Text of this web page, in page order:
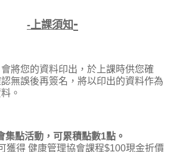
- 上課須知 -
將您的資料印出，於上課時供您確
無誤後再簽名，將以印出的資料作為
。
集點活動，可累積點數1點。
獲得 健康管理協會課程$100現金折價